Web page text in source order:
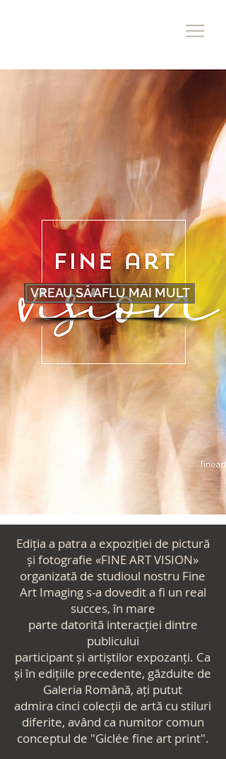
1 - 30 Noiembrie
2022
Ediția a patra a expoziției de pictură
și fotografie «FINE ART VISION»
organizată de studioul nostru Fine
Art Imaging s-a dovedit a fi un real
succes, în mare
parte datorită interacției dintre
publicului
participant și artiștilor expozanți. Ca
și în edițiile precedente, găzduite de
Galeria Română, ați putut
admira cinci colecții de artă cu stiluri
diferite, având ca numitor comun
conceptul de "Giclée fine art print".
VREAU SĂ AFLU MAI MULT